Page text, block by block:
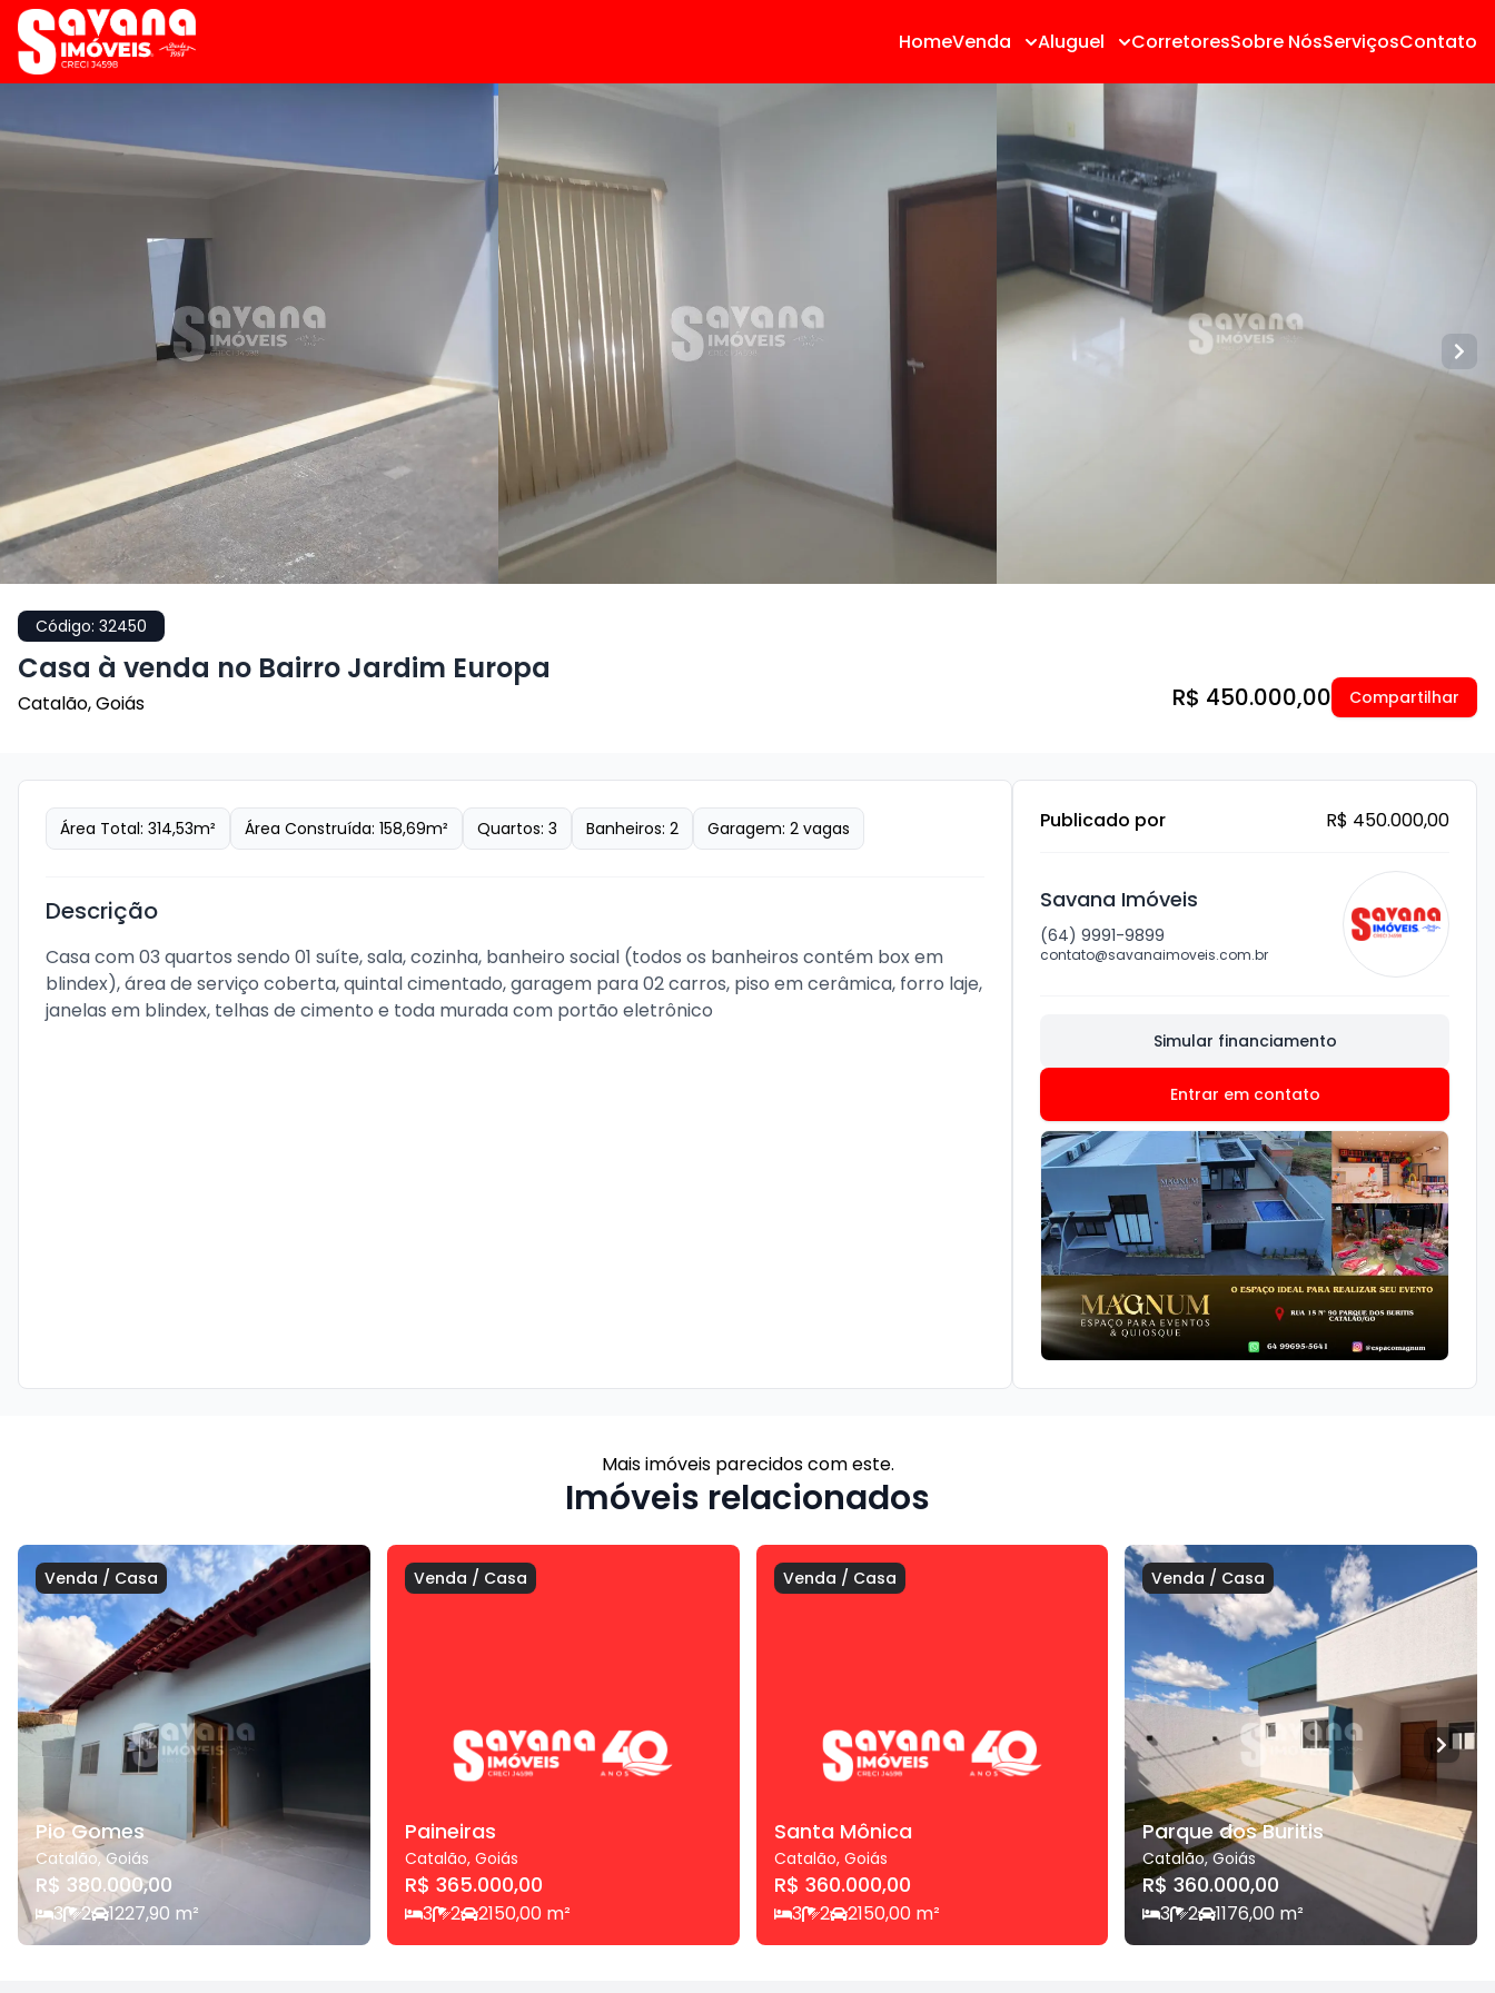
HomeVenda Aluguel CorretoresSobre NósServiçosContato
Código: 32450
Casa à venda no Bairro Jardim Europa
Catalão,Goiás R$ 450.000,00 Compartilhar
Área Total: 314,53m² Área Construída: 158,69m² Quartos: 3 Banheiros: 2 Garagem: 2 vagas
Descrição
Casa com 03 quartos sendo 01 suíte, sala, cozinha, banheiro social (todos os banheiros contém box em
blindex), área de serviço coberta, quintal cimentado, garagem para 02 carros, piso em cerâmica, forro laje,
janelas em blindex, telhas de cimento e toda murada com portão eletrônico
Publicado por R$ 450.000,00
Savana Imóveis
(64) 9991-9899
contato@savanaimoveis.com.br
Simular financiamento
Entrar em contato
Mais imóveis parecidos com este.
Imóveis relacionados
Venda / Casa
Pio Gomes
Catalão,Goiás
R$ 380.000,00
3 2 1227,90 m²
Venda / Casa
Paineiras
Catalão, Goiás
R$ 365.000,00
3 2 2150,00 m²
Venda / Casa
Santa Mônica
Catalão, Goiás
R$ 360.000,00
3 2 2150,00 m²
Venda / Casa
Parque dos Buritis
Catalão,Goiás
R$ 360.000,00
3 2 1176,00 m²